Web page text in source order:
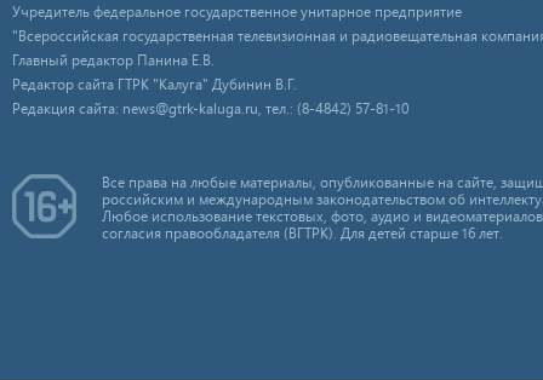
Учредитель федеральное государственное унитарное предприятие
"Всероссийская государственная телевизионная и радиовещательная
Главный редактор Панина Е.В.
Редактор сайта ГТРК "Калуга" Дубинин В.Г.
Редакция сайта: news@gtrk-kaluga.ru, тел.: (8-4842) 57-81-10
Все права на любые материалы, опубликованные на сайте,
российским и международным законодательством об
Любое использование текстовых, фото, аудио и
согласия правообладателя (ВГТРК). Для детей старше 16 лет.